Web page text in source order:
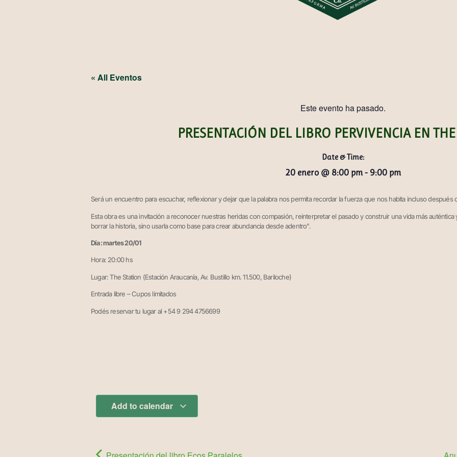
« All Eventos
Este evento ha pasado.
PRESENTACIÓN DEL LIBRO PERVIVENCIA EN
Date & Time:
20 enero @ 8:00 pm - 9:00 pm
Será un encuentro para escuchar, reflexionar y dejar que la palabra nos permita recordar la fuerza que nos habita incluso después
Esta obra es una invitación a reconocer nuestras heridas con compasión, reinterpretar el pasado y construir una vida más
borrar la historia, sino usarla como base para crear abundancia desde adentro”.
Día: martes 20/01
Hora: 20:00 hs
Lugar: The Station (Estación Araucanía, Av. Bustillo km. 11.500, Bariloche)
Entrada libre – Cupos limitados
Podés reservar tu lugar al +54 9 294 4756699
Add to calendar